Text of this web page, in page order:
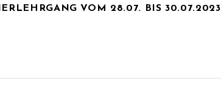
VOM 28.07. BIS 30.07.2023